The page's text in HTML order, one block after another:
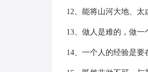
12、能将山河大地、太
13、做人是难的，做一
14、一个人的经验是要